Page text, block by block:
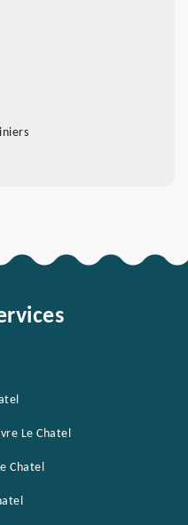
Le Chatel
Chatel